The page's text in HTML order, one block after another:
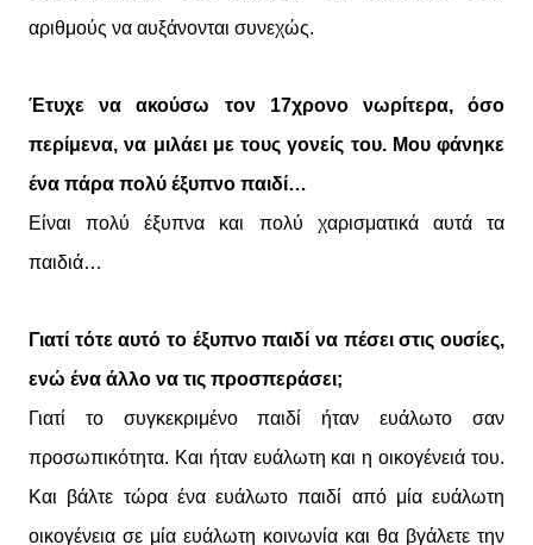
αριθμούς να αυξάνονται συνεχώς.
Έτυχε να ακούσω τον 17χρονο νωρίτερα, όσο
περίμενα, να μιλάει με τους γονείς του. Μου φάνηκε
ένα πάρα πολύ έξυπνο παιδί…
Είναι πολύ έξυπνα και πολύ χαρισματικά αυτά τα
παιδιά…
Γιατί τότε αυτό το έξυπνο παιδί να πέσει στις ουσίες,
ενώ ένα άλλο να τις προσπεράσει;
Γιατί το συγκεκριμένο παιδί ήταν ευάλωτο σαν
προσωπικότητα. Και ήταν ευάλωτη και η οικογένειά του.
Και βάλτε τώρα ένα ευάλωτο παιδί από μία ευάλωτη
οικογένεια σε μία ευάλωτη κοινωνία και θα βγάλετε την